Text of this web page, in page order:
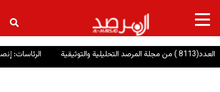
×) من مجلة المرصد التحليلية والتوثيقية الرئاسات: